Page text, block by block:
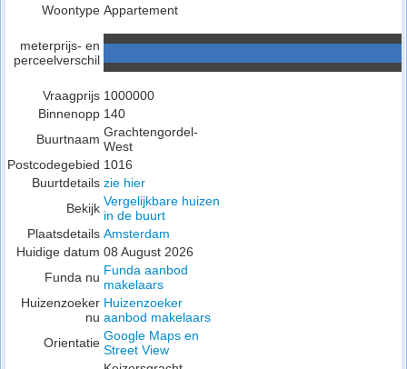
Woontype Appartement
meterprijs- en
perceelverschil
Vraagprijs 1000000
Binnenopp 140
Buurtnaam Grachtengordel-
West
Postcodegebied 1016
Buurtdetails zie hier
Bekijk Vergelijkbare huizen
in de buurt
Plaatsdetails Amsterdam
Huidige datum 08 August 2026
Funda nu Funda aanbod
makelaars
Huizenzoeker
nu
Huizenzoeker
aanbod makelaars
Orientatie Google Maps en
Street View